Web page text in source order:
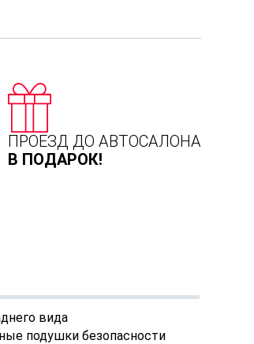
ПРОЕЗД ДО АВТОСАЛОНА
В ПОДАРОК!
вида
подушки безопасности